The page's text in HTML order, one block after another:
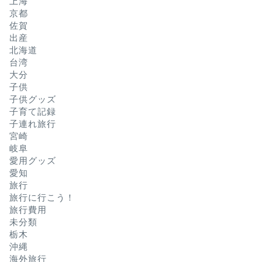
京都
佐賀
出産
北海道
台湾
大分
子供
子供グッズ
子育て記録
子連れ旅行
宮崎
岐阜
愛用グッズ
愛知
旅行
旅行に行こう！
旅行費用
未分類
栃木
沖縄
海外旅行